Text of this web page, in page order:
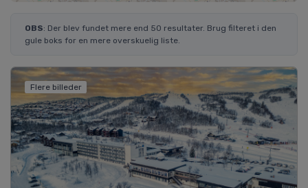
OBS: Der blev fundet mere end 50 resultater. Brug filteret i den
gule boks for en mere overskuelig liste.
Flere billeder